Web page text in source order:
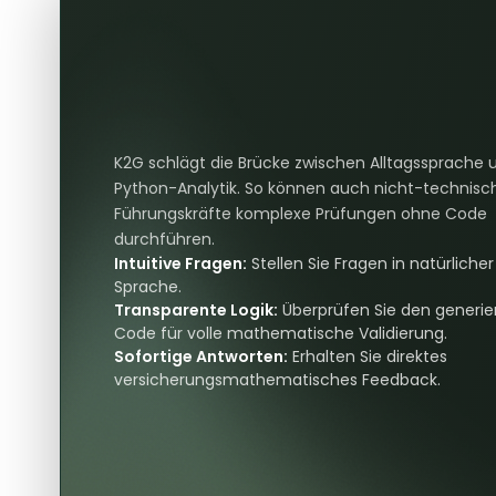
K2G schlägt die Brücke zwischen Alltagssprache
Python-Analytik. So können auch nicht-
Führungskräfte komplexe Prüfungen ohne Code
durchführen.
Intuitive Fragen: Stellen Sie Fragen in natürlicher
Sprache.
Transparente Logik: Überprüfen Sie den
Code für volle mathematische Validierung.
Sofortige Antworten: Erhalten Sie direktes
versicherungsmathematisches Feedback.